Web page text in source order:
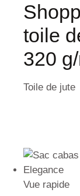
toile
320 g/
Toile de jute
Vue rapide